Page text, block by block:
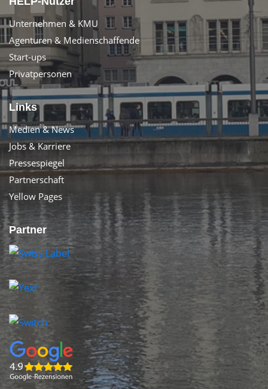
Unternehmen & KMU
Agenturen & Medienschaffende
Start-ups
Privatpersonen
Links
Medien & News
Jobs & Karriere
Pressespiegel
Partnerschaft
Yellow Pages
Partner